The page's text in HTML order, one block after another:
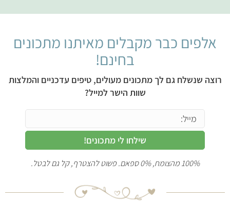
אלפים כבר מקבלים מאיתנו מתכונים
בחינם!
רוצה שנשלח גם לך מתכונים מעולים, טיפים עדכניים והמלצות
שוות הישר למייל?
שילחו לי מתכונים!
100% מהצומח, 0% ספאם. פשוט להצטרף, קל גם לבטל.